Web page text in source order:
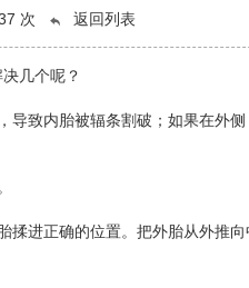
次 返回列表
几个呢？
致内胎被辐条割破；如果在外侧
进正确的位置。把外胎从外推向